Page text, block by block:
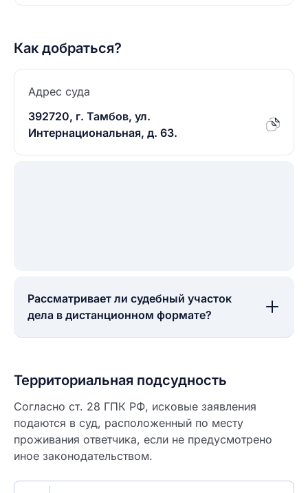
Как добраться?
Адрес суда
392720, г. Тамбов, ул.
Интернациональная, д. 63.
Рассматривает ли судебный участок
дела в дистанционном формате?
Территориальная подсудность
Согласно ст. 28 ГПК РФ, исковые заявления
подаются в суд, расположенный по месту
проживания ответчика, если не предусмотрено
иное законодательством.